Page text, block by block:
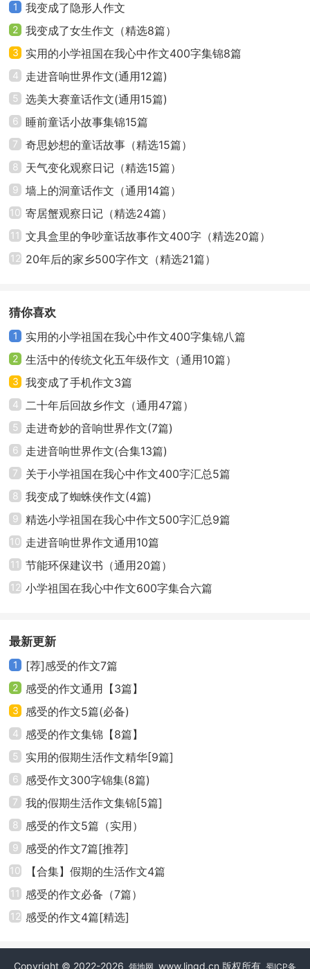
1 我变成了隐形人作文
2 我变成了女生作文（精选8篇）
3 实用的小学祖国在我心中作文400字集锦8篇
4 走进音响世界作文(通用12篇)
5 选美大赛童话作文(通用15篇)
6 睡前童话小故事集锦15篇
7 奇思妙想的童话故事（精选15篇）
8 天气变化观察日记（精选15篇）
9 墙上的洞童话作文（通用14篇）
10 寄居蟹观察日记（精选24篇）
11 文具盒里的争吵童话故事作文400字（精选20篇）
12 20年后的家乡500字作文（精选21篇）
猜你喜欢
1 实用的小学祖国在我心中作文400字集锦八篇
2 生活中的传统文化五年级作文（通用10篇）
3 我变成了手机作文3篇
4 二十年后回故乡作文（通用47篇）
5 走进奇妙的音响世界作文(7篇)
6 走进音响世界作文(合集13篇)
7 关于小学祖国在我心中作文400字汇总5篇
8 我变成了蜘蛛侠作文(4篇)
9 精选小学祖国在我心中作文500字汇总9篇
10 走进音响世界作文通用10篇
11 节能环保建议书（通用20篇）
12 小学祖国在我心中作文600字集合六篇
最新更新
1 [荐]感受的作文7篇
2 感受的作文通用【3篇】
3 感受的作文5篇(必备)
4 感受的作文集锦【8篇】
5 实用的假期生活作文精华[9篇]
6 感受作文300字锦集(8篇)
7 我的假期生活作文集锦[5篇]
8 感受的作文5篇（实用）
9 感受的作文7篇[推荐]
10 【合集】假期的生活作文4篇
11 感受的作文必备（7篇）
12 感受的作文4篇[精选]
Copyright © 2022-2026 领地网 www.lingd.cn 版权所有 蜀ICP备